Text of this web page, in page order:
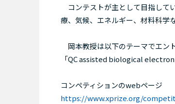
コンテストが主として目指して
療、気候、エネルギー、材料科学
岡本教授は以下のテーマでエン
「QC assisted biological
コンペティションのwebページ
https://www.xprize.org/